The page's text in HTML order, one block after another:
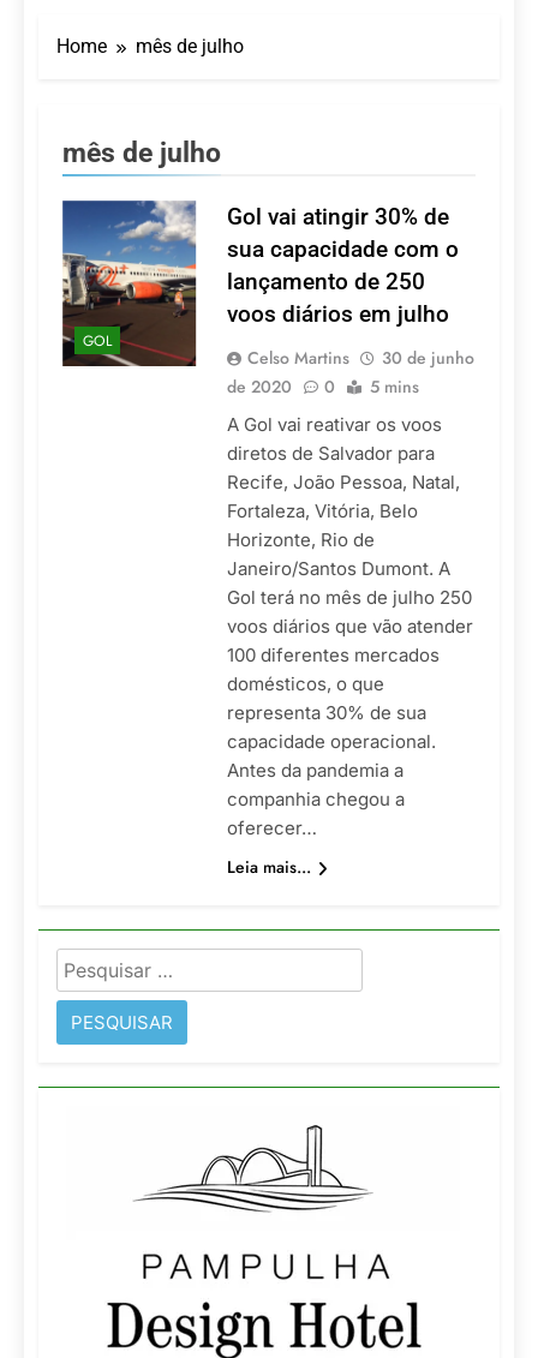
nos aeroportos da
7 De Agosto De 2026
Balanger assume
comando do Wyndham
São Paulo Ibirapuera
5 De Agosto De 2026
LATAM anuncia 42
rotas na primeira fase
de operação do
Embraer 195-E2
5 De Agosto De 2026
Azul retoma voos
Alegre e Montevidéu
em dezembro
Home mês de julho
mês de julho
GOL
Gol vai atingir 30% de
sua capacidade com o
lançamento de 250
voos diários em julho
Celso Martins
30 de junho
de 2020
0 5 mins
A Gol vai reativar os voos
diretos de Salvador para
Recife, João Pessoa, Natal,
Fortaleza, Vitória, Belo
Horizonte, Rio de
Janeiro/Santos Dumont. A
Gol terá no mês de julho 250
voos diários que vão atender
100 diferentes mercados
domésticos, o que
representa 30% de sua
capacidade operacional.
Antes da pandemia a
companhia chegou a
oferecer…
Leia mais...
Pesquisar
por: